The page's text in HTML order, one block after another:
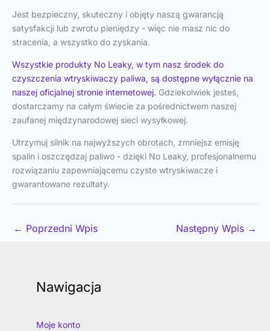
Jest bezpieczny, skuteczny i objęty naszą gwarancją
satysfakcji lub zwrotu pieniędzy - więc nie masz nic do
stracenia, a wszystko do zyskania.
Wszystkie produkty No Leaky, w tym nasz środek do
czyszczenia wtryskiwaczy paliwa, są dostępne wyłącznie na
naszej oficjalnej stronie internetowej. Gdziekolwiek jesteś,
dostarczamy na całym świecie za pośrednictwem naszej
zaufanej międzynarodowej sieci wysyłkowej.
Utrzymuj silnik na najwyższych obrotach, zmniejsz emisję
spalin i oszczędzaj paliwo - dzięki No Leaky, profesjonalnemu
rozwiązaniu zapewniającemu czyste wtryskiwacze i
gwarantowane rezultaty.
← Poprzedni Wpis Następny Wpis →
Nawigacja
Moje konto